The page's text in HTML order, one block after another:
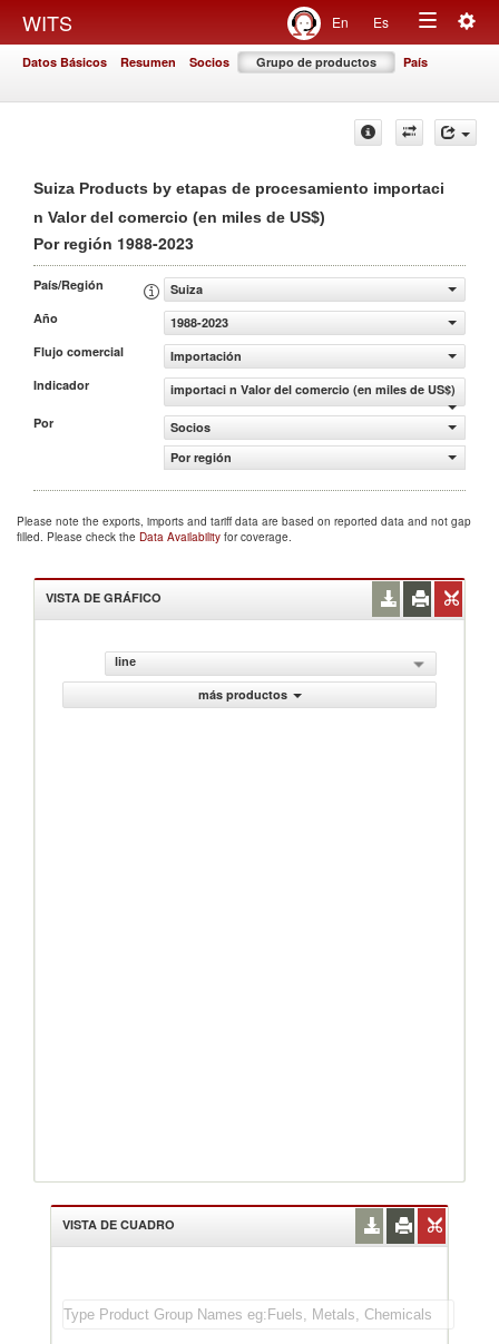
WITS En Es
Toggle
Datos Básicos Resumen Socios Grupo de productos País
Suiza Products by etapas de procesamiento importaci
n Valor del comercio (en miles de US$)
Por región 1988-2023
País/Región
Suiza
Año
1988-2023
Flujo comercial
Importación
Indicador
importaci n Valor del comercio (en miles de US$)
Por
Socios
Por región
Please note the exports, imports and tariff data are based on reported data and not gap
filled. Please check the Data Availability for coverage.
VISTA DE GRÁFICO
line
más productos
VISTA DE CUADRO